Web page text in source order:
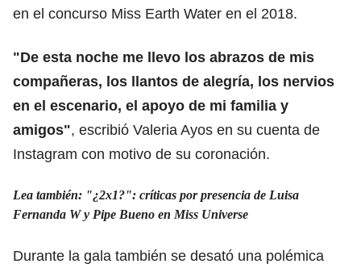
en el concurso Miss Earth Water en el 2018.
"De esta noche me llevo los abrazos de mis
compañeras, los llantos de alegría, los nervios
en el escenario, el apoyo de mi familia y
amigos", escribió Valeria Ayos en su cuenta de
Instagram con motivo de su coronación.
Lea también: "¿2x1?": críticas por presencia de Luisa
Fernanda W y Pipe Bueno en Miss Universe
Durante la gala también se desató una polémica